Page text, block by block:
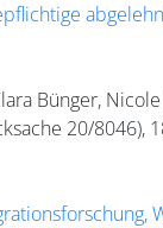
Bünger,
20/8046),